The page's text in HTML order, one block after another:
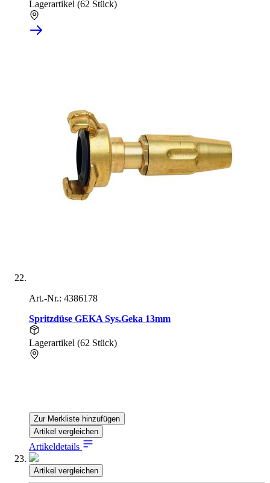
Lagerartikel (62 Stück)
Art.-Nr.: 4386178
Spritzdüse GEKA Sys.Geka 13mm
Lagerartikel (62 Stück)
Zur Merkliste hinzufügen
Artikel vergleichen
Artikeldetails
Artikel vergleichen